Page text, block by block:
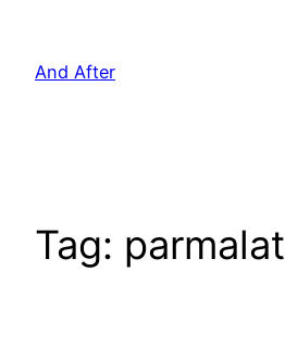
And After
Tag: parmalat